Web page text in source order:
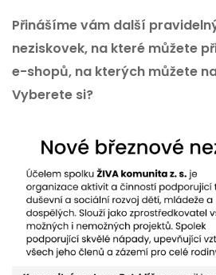
Přinášíme vám další
neziskovek, na které můžete
e-shopů, na kterých můžete
Vyberete si?